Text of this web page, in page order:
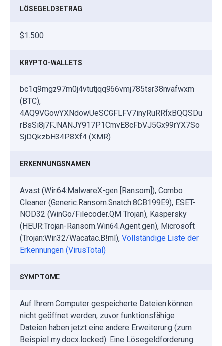
LÖSEGELDBETRAG
$1.500
KRYPTO-WALLETS
bc1q9mgz97m0j4vtutjqq966vmj785tsr38nvafwxm
(BTC),
4AQ9VGowYXNdowUeSCGFLFV7inyRuRRfxBQQSDu
rBsSi8j7FJNANJY917P1CmvE8cFbVJ5Gx99rYX7So
SjDQkzbH34P8Xf4 (XMR)
ERKENNUNGSNAMEN
Avast (Win64:MalwareX-gen [Ransom]), Combo
Cleaner (Generic.Ransom.Snatch.8CB199E9), ESET-
NOD32 (WinGo/Filecoder.QM Trojan), Kaspersky
(HEUR:Trojan-Ransom.Win64.Agent.gen), Microsoft
(Trojan:Win32/Wacatac.B!ml), Vollständige Liste der
Erkennungen (VirusTotal)
SYMPTOME
Auf Ihrem Computer gespeicherte Dateien können
nicht geöffnet werden, zuvor funktionsfähige
Dateien haben jetzt eine andere Erweiterung (zum
Beispiel my.docx.locked). Eine Lösegeldforderung